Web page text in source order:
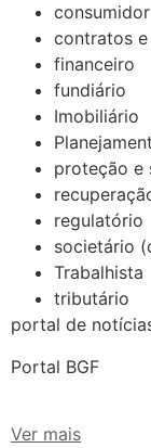
consumidor
contratos
financeiro
fundiário
Imobiliário
proteção e
regulatório
societário
Trabalhista
tributário
portal de
Portal BGF
Ver mais